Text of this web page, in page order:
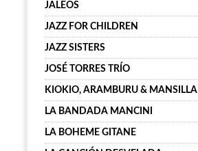
JALEOS
JAZZ FOR CHILDREN
JAZZ SISTERS
JOSÉ TORRES TRÍO
KIOKIO, ARAMBURU & MANSILLA
LA BANDADA MANCINI
LA BOHEME GITANE